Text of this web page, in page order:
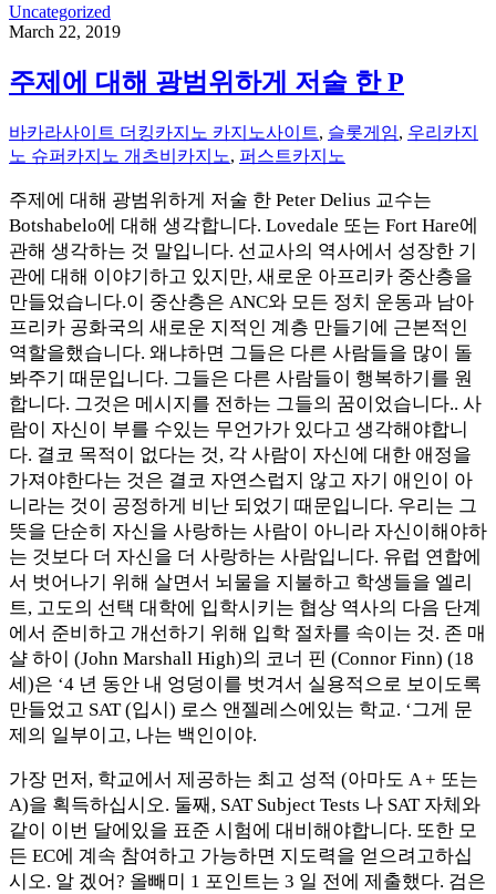
Uncategorized
March 22, 2019
주제에 대해 광범위하게 저술 한 P
바카라사이트 더킹카지노 카지노사이트, 슬롯게임, 우리카지
노 슈퍼카지노 개츠비카지노, 퍼스트카지노
주제에 대해 광범위하게 저술 한 Peter Delius 교수는
Botshabelo에 대해 생각합니다. Lovedale 또는 Fort Hare에
관해 생각하는 것 말입니다. 선교사의 역사에서 성장한 기
관에 대해 이야기하고 있지만, 새로운 아프리카 중산층을
만들었습니다.이 중산층은 ANC와 모든 정치 운동과 남아
프리카 공화국의 새로운 지적인 계층 만들기에 근본적인
역할을했습니다. 왜냐하면 그들은 다른 사람들을 많이 돌
봐주기 때문입니다. 그들은 다른 사람들이 행복하기를 원
합니다. 그것은 메시지를 전하는 그들의 꿈이었습니다.. 사
람이 자신이 부를 수있는 무언가가 있다고 생각해야합니
다. 결코 목적이 없다는 것, 각 사람이 자신에 대한 애정을
가져야한다는 것은 결코 자연스럽지 않고 자기 애인이 아
니라는 것이 공정하게 비난 되었기 때문입니다. 우리는 그
뜻을 단순히 자신을 사랑하는 사람이 아니라 자신이해야하
는 것보다 더 자신을 더 사랑하는 사람입니다. 유럽 ​​연합에
서 벗어나기 위해 살면서 뇌물을 지불하고 학생들을 엘리
트, 고도의 선택 대학에 입학시키는 협상 역사의 다음 단계
에서 준비하고 개선하기 위해 입학 절차를 속이는 것. 존 매
샬 하이 (John Marshall High)의 코너 핀 (Connor Finn) (18
세)은 ‘4 년 동안 내 엉덩이를 벗겨서 실용적으로 보이도록
만들었고 SAT (입시) 로스 앤젤레스에있는 학교. ‘그게 문
제의 일부이고, 나는 백인이야.
가장 먼저, 학교에서 제공하는 최고 성적 (아마도 A + 또는
A)을 획득하십시오. 둘째, SAT Subject Tests 나 SAT 자체와
같이 이번 달에있을 표준 시험에 대비해야합니다. 또한 모
든 EC에 계속 참여하고 가능하면 지도력을 얻으려고하십
시오. 알 겠어? 올빼미 1 포인트는 3 일 전에 제출했다. 검은